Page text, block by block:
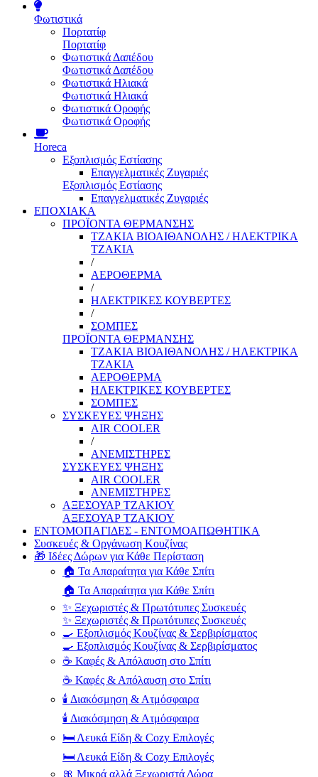
Φωτιστικά
Πορτατίφ
Πορτατίφ
Φωτιστικά Δαπέδου
Φωτιστικά Δαπέδου
Φωτιστικά Ηλιακά
Φωτιστικά Ηλιακά
Φωτιστικά Οροφής
Φωτιστικά Οροφής
Horeca
Εξοπλισμός Εστίασης
Επαγγελματικές Ζυγαριές
Εξοπλισμός Εστίασης
Επαγγελματικές Ζυγαριές
ΕΠΟΧΙΑΚΑ
ΠΡΟΪΟΝΤΑ ΘΕΡΜΑΝΣΗΣ
ΤΖΑΚΙΑ ΒΙΟΑΙΘΑΝΟΛΗΣ / ΗΛΕΚΤΡΙΚΑ
ΤΖΑΚΙΑ
/
ΑΕΡΟΘΕΡΜΑ
/
ΗΛΕΚΤΡΙΚΕΣ ΚΟΥΒΕΡΤΕΣ
/
ΣΟΜΠΕΣ
ΠΡΟΪΟΝΤΑ ΘΕΡΜΑΝΣΗΣ
ΤΖΑΚΙΑ ΒΙΟΑΙΘΑΝΟΛΗΣ / ΗΛΕΚΤΡΙΚΑ
ΤΖΑΚΙΑ
ΑΕΡΟΘΕΡΜΑ
ΗΛΕΚΤΡΙΚΕΣ ΚΟΥΒΕΡΤΕΣ
ΣΟΜΠΕΣ
ΣΥΣΚΕΥΕΣ ΨΗΞΗΣ
AIR COOLER
/
ΑΝΕΜΙΣΤΗΡΕΣ
ΣΥΣΚΕΥΕΣ ΨΗΞΗΣ
AIR COOLER
ΑΝΕΜΙΣΤΗΡΕΣ
ΑΞΕΣΟΥΑΡ ΤΖΑΚΙΟΥ
ΑΞΕΣΟΥΑΡ ΤΖΑΚΙΟΥ
ΕΝΤΟΜΟΠΑΓΙΔΕΣ - ΕΝΤΟΜΟΑΠΩΘΗΤΙΚΑ
Συσκευές & Οργάνωση Κουζίνας
🎁 Ιδέες Δώρων για Κάθε Περίσταση
🏠 Τα Απαραίτητα για Κάθε Σπίτι
🏠 Τα Απαραίτητα για Κάθε Σπίτι
✨ Ξεχωριστές & Πρωτότυπες Συσκευές
✨ Ξεχωριστές & Πρωτότυπες Συσκευές
🍳 Εξοπλισμός Κουζίνας & Σερβιρίσματος
🍳 Εξοπλισμός Κουζίνας & Σερβιρίσματος
☕ Καφές & Απόλαυση στο Σπίτι
☕ Καφές & Απόλαυση στο Σπίτι
🕯️ Διακόσμηση & Ατμόσφαιρα
🕯️ Διακόσμηση & Ατμόσφαιρα
🛏️ Λευκά Είδη & Cozy Επιλογές
🛏️ Λευκά Είδη & Cozy Επιλογές
🎀 Μικρά αλλά Ξεχωριστά Δώρα